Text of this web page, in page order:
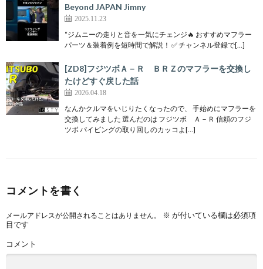
Beyond JAPAN Jimny
2025.11.23
“ジムニーの走りと音を一気にチェンジ🔥 おすすめマフラー
パーツ＆装着例を短時間で解説！ ✅ チャンネル登録で[…]
[ZD8]フジツボＡ－Ｒ ＢＲＺのマフラーを交換し
たけどすぐ戻した話
2026.04.18
なんかクルマをいじりたくなったので、 手始めにマフラーを
交換してみました 選んだのは フジツボ Ａ－Ｒ 信頼のフジ
ツボ パイピングの取り回しのカッコよ[…]
コメントを書く
メールアドレスが公開されることはありません。 ※ が付いている欄は必須項
目です
コメント